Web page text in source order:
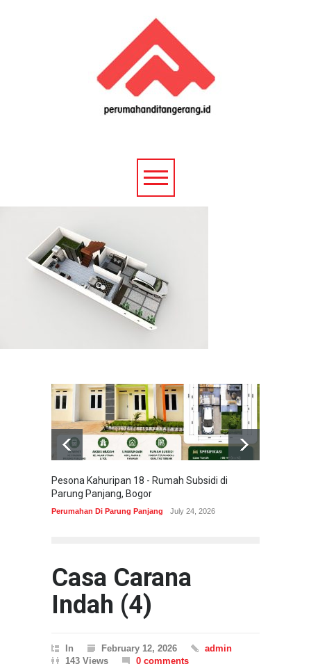
Pesona Kahuripan 18 - Rumah Subsidi di
Parung Panjang, Bogor
Perumahan Di Parung Panjang July 24, 2026
Casa Carana
Indah (4)
In February 12, 2026
admin
143 Views
0 comments